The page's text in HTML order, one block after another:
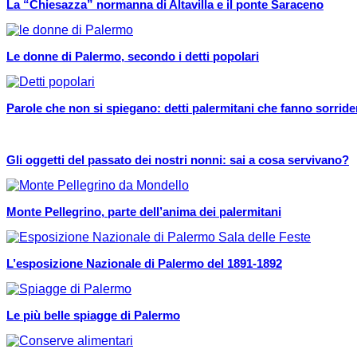
La “Chiesazza” normanna di Altavilla e il ponte Saraceno
Le donne di Palermo, secondo i detti popolari
Parole che non si spiegano: detti palermitani che fanno
Gli oggetti del passato dei nostri nonni: sai a cosa servivano?
Monte Pellegrino, parte dell’anima dei palermitani
L’esposizione Nazionale di Palermo del 1891-1892
Le più belle spiagge di Palermo